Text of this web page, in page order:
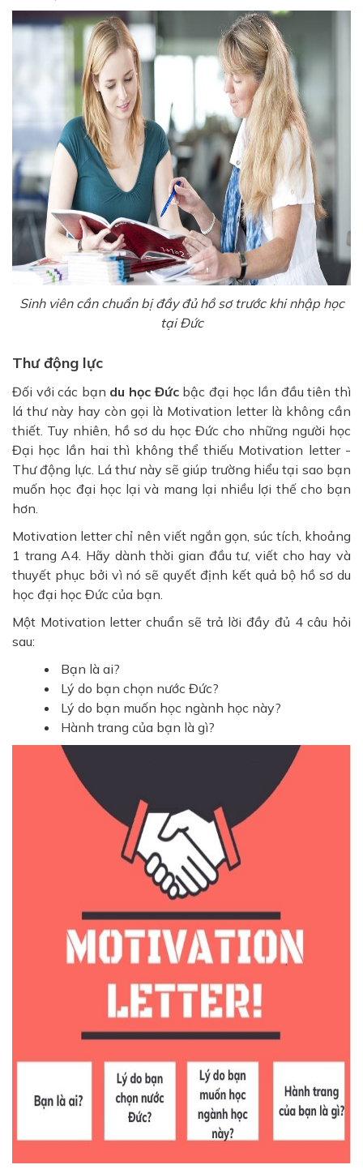
Sinh viên cần chuẩn bị đầy đủ hồ sơ trước khi nhập học
tại Đức
Thư động lực
Đối với các bạn du học Đứcbậc đại học lần đầu tiên thì
lá thư này hay còn gọi là Motivation letter là không cần
thiết. Tuy nhiên, hồ sơ du học Đức cho những người học
Đại học lần hai thì không thể thiếu Motivation letter -
Thư động lực. Lá thư này sẽ giúp trường hiểu tại sao bạn
muốn học đại học lại và mang lại nhiều lợi thế cho bạn
hơn.
Motivation letter chỉ nên viết ngắn gọn, súc tích, khoảng
1 trang A4. Hãy dành thời gian đầu tư, viết cho hay và
thuyết phục bởi vì nó sẽ quyết định kết quả bộ hồ sơ du
học đại học Đức của bạn.
Một Motivation letter chuẩn sẽ trả lời đầy đủ 4 câu hỏi
sau:
Bạn là ai?
Lý do bạn chọn nước Đức?
Lý do bạn muốn học ngành học này?
Hành trang của bạn là gì?